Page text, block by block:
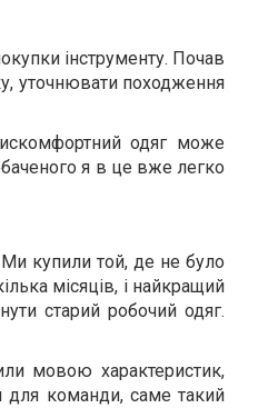
інструменту. Почав
уточнювати походження
одяг може
я в це вже легко
купили той, де не було
місяців, і найкращий
старий робочий одяг.
мовою характеристик,
для команди, саме такий